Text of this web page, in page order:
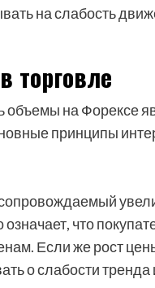
на слабость
торговле
объемы на Форексе
принципы
что
Если же рост
о слабости